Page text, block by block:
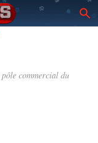
pôle commercial du